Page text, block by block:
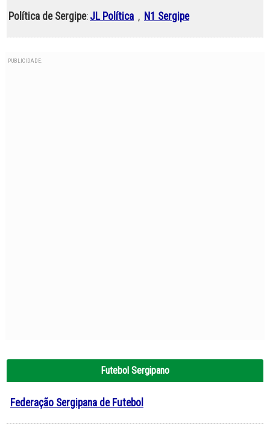
Política de Sergipe: JL Política , N1 Sergipe
PUBLICIDADE:
Futebol Sergipano
Federação Sergipana de Futebol